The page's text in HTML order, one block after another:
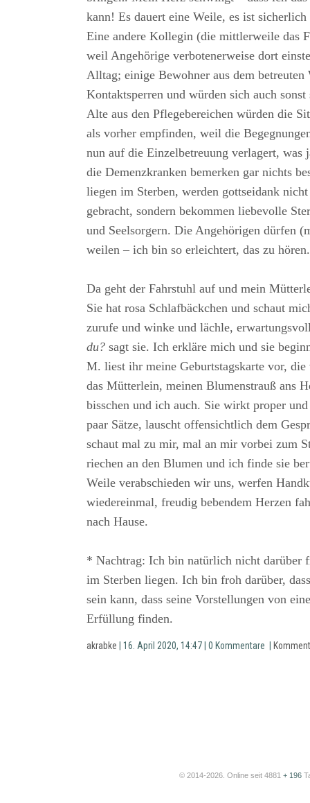
kann! Es dauert eine Weile, es ist
Eine andere Kollegin (die mittlerweile das
weil Angehörige verbotenerweise dort
Alltag; einige Bewohner aus dem
Kontaktsperren und würden sich auch
Alte aus den Pflegebereichen würden die
als vorher empfinden, weil die
nun auf die Einzelbetreuung verlagert, was
die Demenzkranken bemerken gar nichts
liegen im Sterben, werden gottseidank
gebracht, sondern bekommen liebevolle
und Seelsorgern. Die Angehörigen dürfen
weilen – ich bin so erleichtert, das zu
Da geht der Fahrstuhl auf und mein
Sie hat rosa Schlafbäckchen und schaut
zurufe und winke und lächle,
du? sagt sie. Ich erkläre mich und sie
M. liest ihr meine Geburtstagskarte vor,
das Mütterlein, meinen Blumenstrauß ans
bisschen und ich auch. Sie wirkt proper
paar Sätze, lauscht offensichtlich dem
schaut mal zu mir, mal an mir vorbei zum
riechen an den Blumen und ich finde sie
Weile verabschieden wir uns, werfen
wiedereinmal, freudig bebendem Herzen
nach Hause.
* Nachtrag: Ich bin natürlich nicht darüber
im Sterben liegen. Ich bin froh darüber,
sein kann, dass seine Vorstellungen von
Erfüllung finden.
akrabke | 16. April 2020, 14:47 | 0 Kommentare |
© 2014-2026. Online seit 4881 + 196